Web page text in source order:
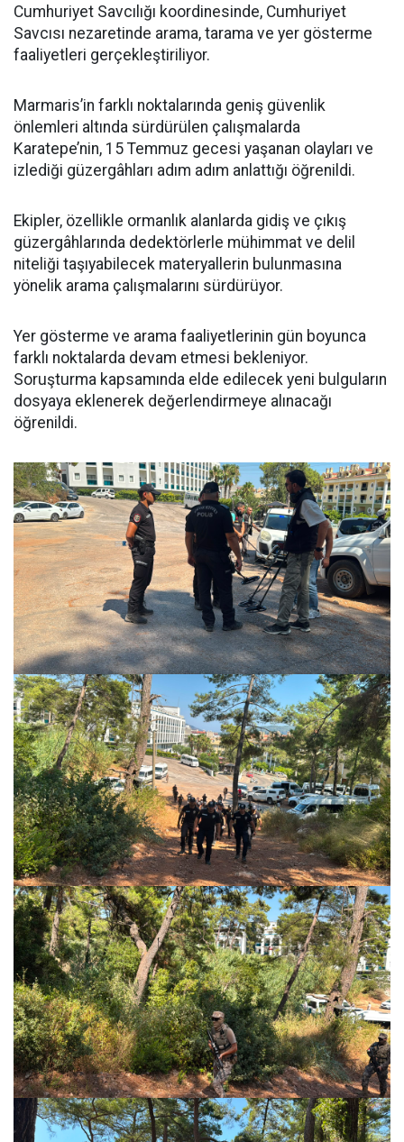
Cumhuriyet Savcılığı koordinesinde, Cumhuriyet
Savcısı nezaretinde arama, tarama ve yer gösterme
faaliyetleri gerçekleştiriliyor.
Marmaris’in farklı noktalarında geniş güvenlik
önlemleri altında sürdürülen çalışmalarda
Karatepe’nin, 15 Temmuz gecesi yaşanan olayları ve
izlediği güzergâhları adım adım anlattığı öğrenildi.
Ekipler, özellikle ormanlık alanlarda gidiş ve çıkış
güzergâhlarında dedektörlerle mühimmat ve delil
niteliği taşıyabilecek materyallerin bulunmasına
yönelik arama çalışmalarını sürdürüyor.
Yer gösterme ve arama faaliyetlerinin gün boyunca
farklı noktalarda devam etmesi bekleniyor.
Soruşturma kapsamında elde edilecek yeni bulguların
dosyaya eklenerek değerlendirmeye alınacağı
öğrenildi.